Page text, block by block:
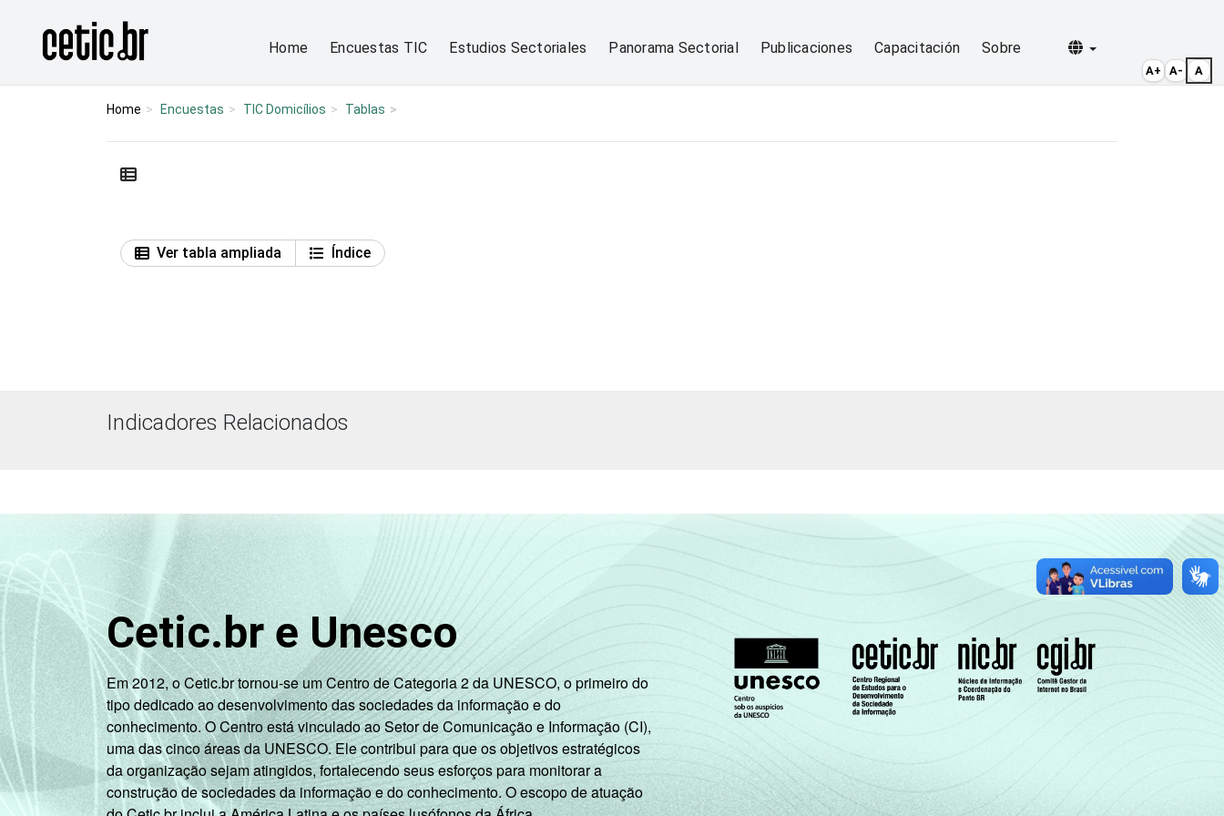
Página inicial
Home Encuestas TIC Estudios Sectoriales Panorama Sectorial Publicaciones Capacitación Sobre Selecionar idioma
Home Encuestas TIC Domicílios Tablas
Ver tabla ampliada Índice
Indicadores Relacionados
Cetic.br e Unesco
Em 2012, o Cetic.br tornou-se um Centro de Categoria 2 da UNESCO, o primeiro do
tipo dedicado ao desenvolvimento das sociedades da informação e do
conhecimento. O Centro está vinculado ao Setor de Comunicação e Informação (CI),
uma das cinco áreas da UNESCO. Ele contribui para que os objetivos estratégicos
da organização sejam atingidos, fortalecendo seus esforços para monitorar a
construção de sociedades da informação e do conhecimento. O escopo de atuação
A+ A- A